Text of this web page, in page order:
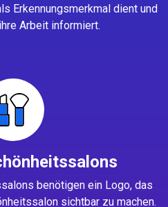
Erkennungsmerkmal dient und
Arbeit informiert.
benötigen ein Logo, das
sichtbar zu machen.